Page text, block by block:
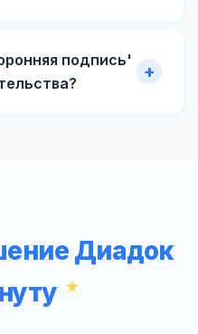
подпись'
Диадок